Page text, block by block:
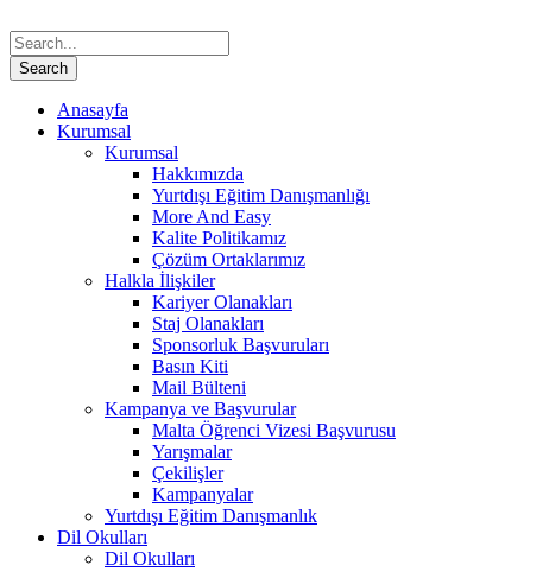
Anasayfa
Kurumsal
Kurumsal
Hakkımızda
Yurtdışı Eğitim Danışmanlığı
More And Easy
Kalite Politikamız
Çözüm Ortaklarımız
Halkla İlişkiler
Kariyer Olanakları
Staj Olanakları
Sponsorluk Başvuruları
Basın Kiti
Mail Bülteni
Kampanya ve Başvurular
Malta Öğrenci Vizesi Başvurusu
Yarışmalar
Çekilişler
Kampanyalar
Yurtdışı Eğitim Danışmanlık
Dil Okulları
Dil Okulları